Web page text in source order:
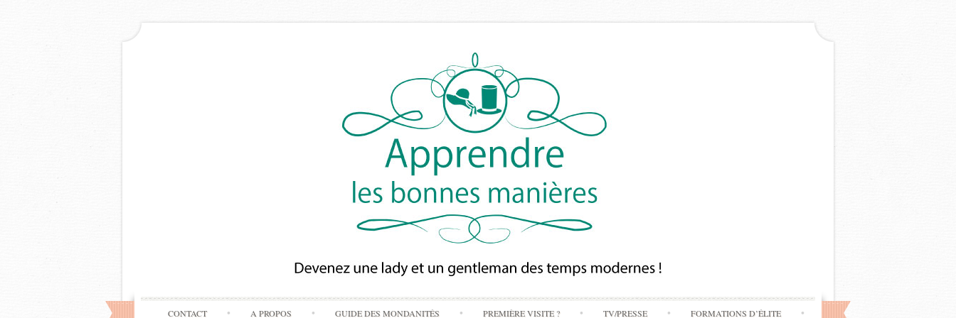
Skip
CONTACT A PROPOS GUIDE DES MONDANITÉS PREMIÈRE VISITE ? TV/PRESSE FORMATIONS D’ÉLITE